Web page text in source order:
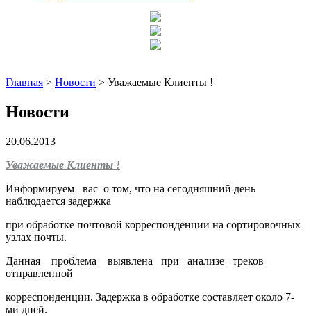
Главная > Новости > Уважаемые Клиенты !
Новости
20.06.2013
Уважаемые Клиенты !
Информируем вас о том, что на сегодняшний день
наблюдается задержка
при обработке почтовой корреспонденции на сортировочных
узлах почты.
Данная проблема выявлена при анализе треков
отправленной
корреспонденции. Задержка в обработке составляет около 7-
ми дней.